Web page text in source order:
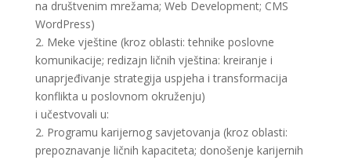
na društvenim mrežama; Web Development; CMS
WordPress)
2. Meke vještine (kroz oblasti: tehnike poslovne
komunikacije; redizajn ličnih vještina: kreiranje i
unaprjeđivanje strategija uspjeha i transformacija
konflikta u poslovnom okruženju)
i učestvovali u:
2. Programu karijernog savjetovanja (kroz oblasti:
prepoznavanje ličnih kapaciteta; donošenje karijernih